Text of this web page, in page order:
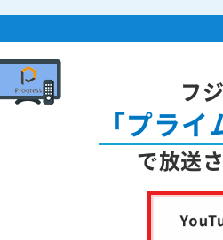
フ
「プラ
で放送